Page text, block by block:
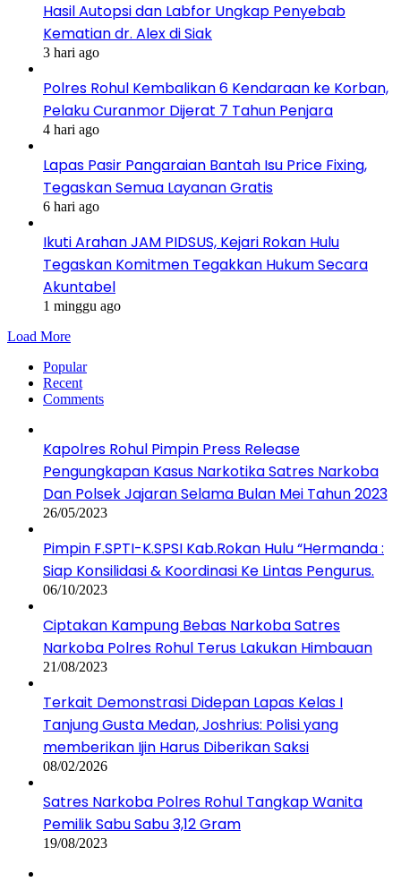
Hasil Autopsi dan Labfor Ungkap Penyebab
Kematian dr. Alex di Siak
3 hari ago
Polres Rohul Kembalikan 6 Kendaraan ke Korban,
Pelaku Curanmor Dijerat 7 Tahun Penjara
4 hari ago
Lapas Pasir Pangaraian Bantah Isu Price Fixing,
Tegaskan Semua Layanan Gratis
6 hari ago
Ikuti Arahan JAM PIDSUS, Kejari Rokan Hulu
Tegaskan Komitmen Tegakkan Hukum Secara
Akuntabel
1 minggu ago
Load More
Popular
Recent
Comments
Kapolres Rohul Pimpin Press Release
Pengungkapan Kasus Narkotika Satres Narkoba
Dan Polsek Jajaran Selama Bulan Mei Tahun 2023
26/05/2023
Pimpin F.SPTI-K.SPSI Kab.Rokan Hulu “Hermanda :
Siap Konsilidasi & Koordinasi Ke Lintas Pengurus.
06/10/2023
Ciptakan Kampung Bebas Narkoba Satres
Narkoba Polres Rohul Terus Lakukan Himbauan
21/08/2023
Terkait Demonstrasi Didepan Lapas Kelas I
Tanjung Gusta Medan, Joshrius: Polisi yang
memberikan Ijin Harus Diberikan Saksi
08/02/2026
Satres Narkoba Polres Rohul Tangkap Wanita
Pemilik Sabu Sabu 3,12 Gram
19/08/2023